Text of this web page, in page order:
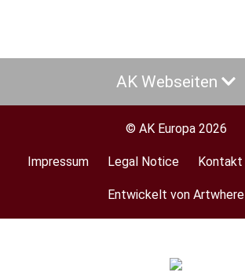
AK Webseiten
© AK Europa 2026
Footer
Impressum Legal Notice Kontakt
Entwickelt von Artwhere